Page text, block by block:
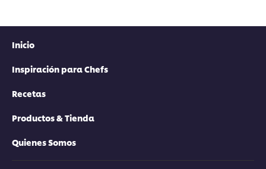
Inicio
Inspiración para Chefs
Recetas
Productos & Tienda
Quienes Somos